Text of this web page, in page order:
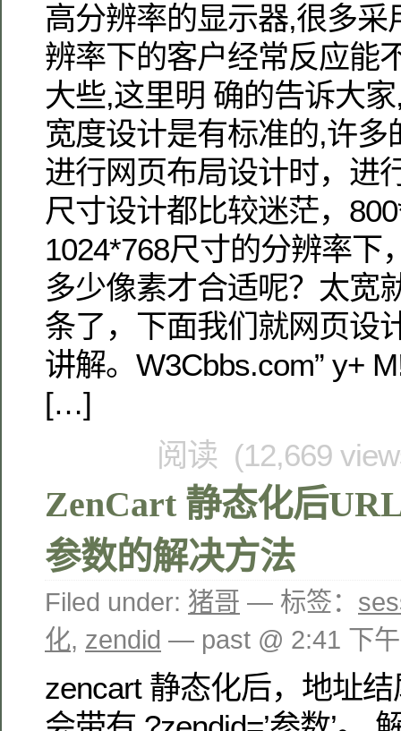
高分辨率的显示器,很多采
辨率下的客户经常反应能
大些,这里明 确的告诉大
宽度设计是有标准的,许多
进行网页布局设计时，进
尺寸设计都比较迷茫，
1024*768尺寸的分辨率下
多少像素才合适呢？太宽
条了，下面我们就网页设
讲解。W3Cbbs.com” y+
[…]
阅读 (12,669
ZenCart 静态化后
参数的解决方法
Filed under: 猪哥 — 标签：
化, zendid — past @ 2:41 下午
zencart 静态化后，地址